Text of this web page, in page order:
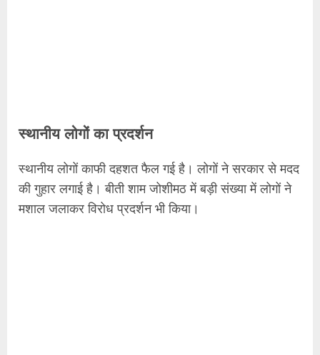
स्थानीय लोगों का प्रदर्शन
स्थानीय लोगों काफी दहशत फैल गई है। लोगों ने सरकार से मदद
की गुहार लगाई है। बीती शाम जोशीमठ में बड़ी संख्या में लोगों ने
मशाल जलाकर विरोध प्रदर्शन भी किया।